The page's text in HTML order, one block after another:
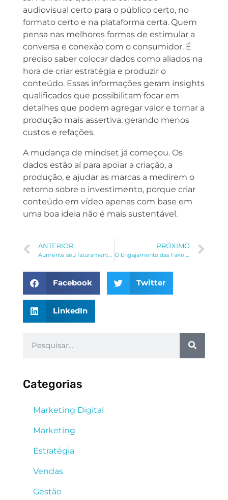
audiovisual certo para o público certo, no
formato certo e na plataforma certa. Quem
pensa nas melhores formas de estimular a
conversa e conexão com o consumidor. É
preciso saber colocar dados como aliados na
hora de criar estratégia e produzir o
conteúdo. Essas informações geram insights
qualificados que possibilitam focar em
detalhes que podem agregar valor e tornar a
produção mais assertiva; gerando menos
custos e refações.
A mudança de mindset já começou. Os
dados estão aí para apoiar a criação, a
produção, e ajudar as marcas a medirem o
retorno sobre o investimento, porque criar
conteúdo em vídeo apenas com base em
uma boa ideia não é mais sustentável.
ANTERIOR PRÓXIMO
Facebook Twitter
LinkedIn
Categorias
Marketing Digital
Marketing
Estratégia
Vendas
Gestão